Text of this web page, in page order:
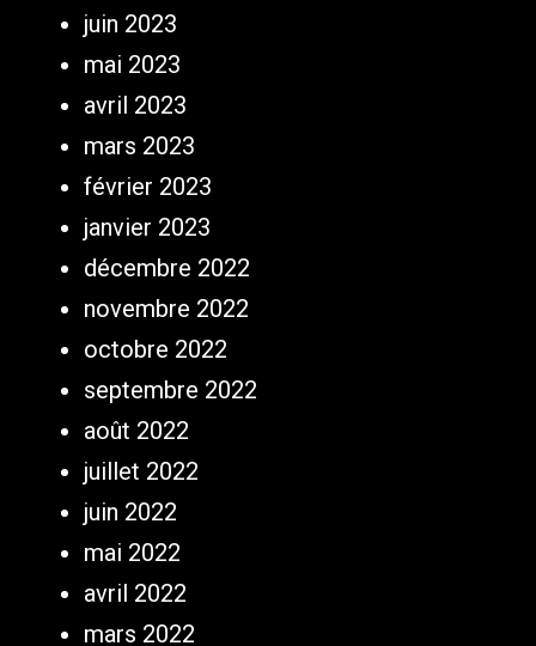
juin 2023
mai 2023
avril 2023
mars 2023
février 2023
janvier 2023
décembre 2022
novembre 2022
octobre 2022
septembre 2022
août 2022
juillet 2022
juin 2022
mai 2022
avril 2022
mars 2022